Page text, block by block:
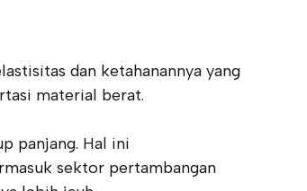
dan ketahanannya yang
material berat.
panjang. Hal ini
sektor pertambangan